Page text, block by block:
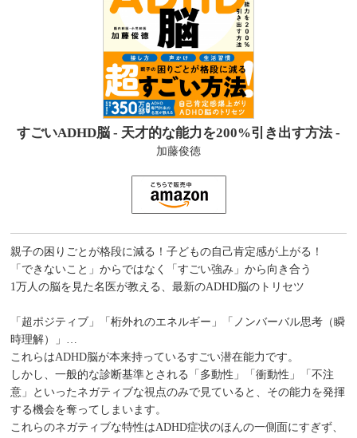
すごいADHD脳 - 天才的な能力を200%引き出す方法 -
加藤俊徳
親子の困りごとが格段に減る！子どもの自己肯定感が上がる！
「できないこと」からではなく「すごい強み」から向き合う
1万人の脳を見た名医が教える、最新のADHD脳のトリセツ
「超ポジティブ」「桁外れのエネルギー」「ノンバーバル思考（瞬
時理解）」…
これらはADHD脳が本来持っているすごい潜在能力です。
しかし、一般的な診断基準とされる「多動性」「衝動性」「不注
意」といったネガティブな視点のみで見ていると、その能力を発揮
する機会を奪ってしまいます。
これらのネガティブな特性はADHD症状のほんの一側面にすぎず、